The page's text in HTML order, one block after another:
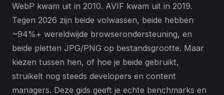
WebP kwam uit in 2010. AVIF kwam uit in 2019.
Tegen 2026 zijn beide volwassen, beide hebben
~94%+ wereldwijde browserondersteuning, en
beide pletten JPG/PNG op bestandsgrootte. Maar
kiezen tussen hen, of hoe je beide gebruikt,
struikelt nog steeds developers en content
managers. Deze gids geeft je echte benchmarks en